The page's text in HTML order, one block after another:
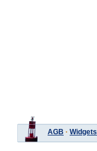
AGB · Widgets